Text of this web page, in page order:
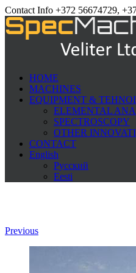
Contact Info +372 56674729,
HOME
MACHINES
EQUIPMENT &
ELEMENTAL
SPECTROSCOPY
OTHER
CONTACT
English
Русский
Eesti
Previous